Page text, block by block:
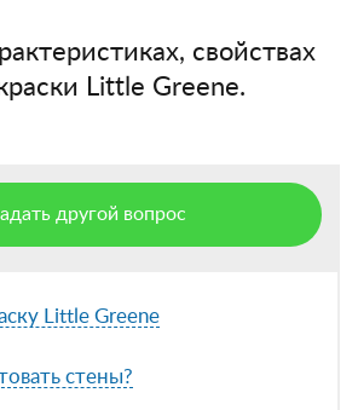
свойствах
Little Greene.
другой вопрос
Little Greene
стены?